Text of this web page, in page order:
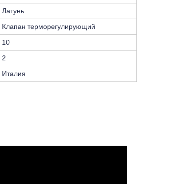
Латунь
Клапан терморегулирующий
10
2
Италия